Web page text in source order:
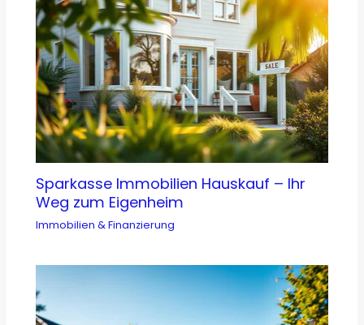
Sparkasse Immobilien Hauskauf – Ihr
Weg zum Eigenheim
Immobilien & Finanzierung